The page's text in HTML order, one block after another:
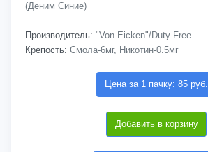
(Деним Синие)
Производитель: "Von Eicken"/Duty Free
Крепость: Смола-6мг, Никотин-0.5мг
Цена за 1 пачку: 85 руб.
Добавить в корзину